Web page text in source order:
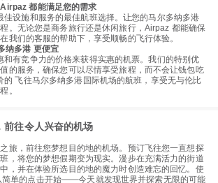
都能满足您的需求
佳设施和服务的最佳航班选择。让您的马尔多纳多港
。无论您是商务旅行还是休闲旅行，Airpaz 都能确保
我们的客服的帮助下，享受顺畅的飞行体验。
纳多港 更便宜
和有竞争力的价格来获得实惠的机票。我们的特别优
的服务，确保您可以尽情享受旅程，而不会让钱包吃
的 飞往马尔多纳多港国际机场的航班，享受无与伦比
。
前往令人兴奋的机场
旅，前往您梦想目的地的机场。预订飞往您一直想探
，将您的梦想假期变为现实。漫步在充满活力的街道
，并在体验所选目的地的魔力时创造难忘的回忆。使
简单的点击开始——今天就发现世界并探索无限的可能